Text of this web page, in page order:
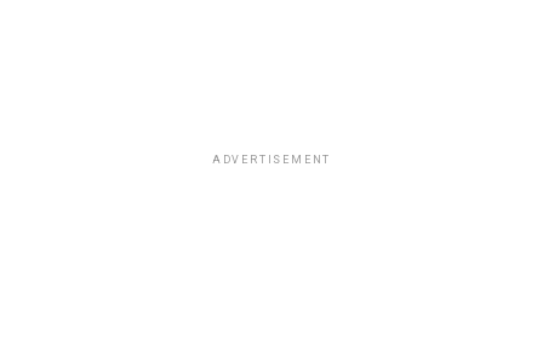
ADVERTISEMENT